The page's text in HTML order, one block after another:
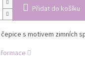
Přidat do košíku
s motivem zimních